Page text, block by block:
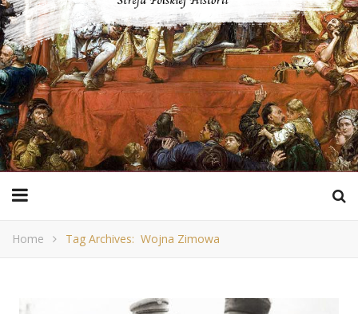
Home Tag Archives: Wojna Zimowa